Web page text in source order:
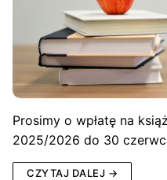
Prosimy o wpłatę na
2025/2026 do 30
CZYTAJ DALEJ →